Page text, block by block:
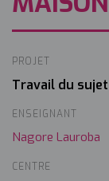
PROJET
Travail du sujet
ENSEIGNANT
Nagore Lauroba
CENTRE